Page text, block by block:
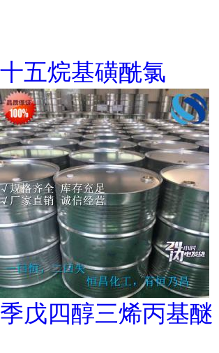
十五烷基磺酰氯
季戊四醇三烯丙基醚